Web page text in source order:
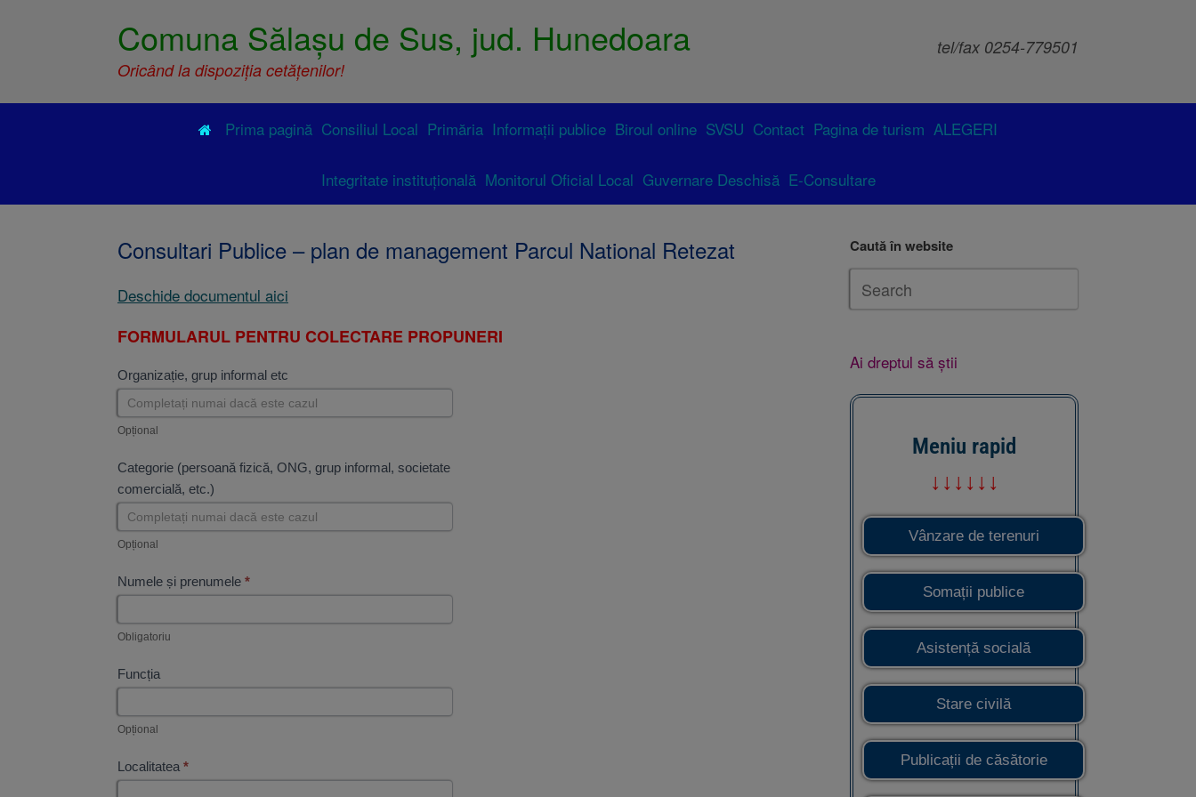
Comuna Sălașu de Sus, jud. Hunedoara
Oricând la dispoziția cetățenilor!
tel/fax 0254-779501
Prima pagină Consiliul Local Primăria Informații publice Biroul online SVSU Contact Pagina de turism ALEGERI
Integritate instituțională Monitorul Oficial Local Guvernare Deschisă E-Consultare
Consultari Publice – plan de management Parcul National Retezat
Deschide documentul aici
FORMULARUL PENTRU COLECTARE PROPUNERI
Organizație, grup informal etc
Opțional
Categorie (persoană fizică, ONG, grup informal, societate
comercială, etc.)
Opțional
Numele și prenumele *
Obligatoriu
Funcția
Opțional
Localitatea *
Caută în website
Ai dreptul să știi
Meniu rapid
↓↓↓↓↓↓
Vânzare de terenuri
Somații publice
Asistență socială
Stare civilă
Publicații de căsătorie